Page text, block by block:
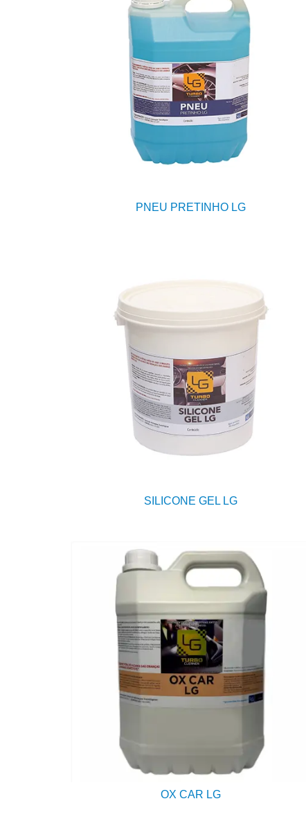
PNEU PRETINHO LG
SILICONE GEL LG
OX CAR LG